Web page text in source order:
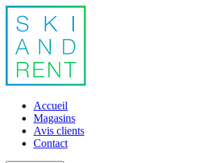
Accueil
Magasins
Avis clients
Contact